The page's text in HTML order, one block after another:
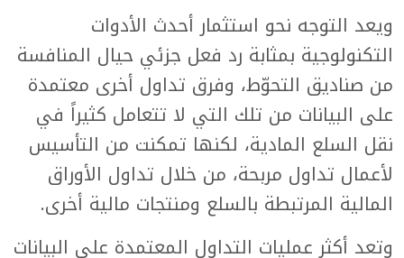
ويعد التوجه نحو استثمار أحدث الأدوات
التكنولوجية بمثابة رد فعل جزئي حيال المنافسة
من صناديق التحوّط، وفرق تداول أخرى معتمدة
على البيانات من تلك التي لا تتعامل كثيراً في
نقل السلع المادية، لكنها تمكنت من التأسيس
لأعمال تداول مربحة، من خلال تداول الأوراق
المالية المرتبطة بالسلع ومنتجات مالية أخرى.
وتعد أكثر عمليات التداول المعتمدة على البيانات